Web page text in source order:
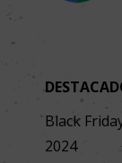
Black
2024